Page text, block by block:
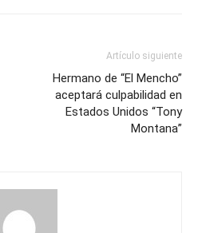
Artículo siguiente
Hermano de “El Mencho”
aceptará culpabilidad en
Estados Unidos “Tony
Montana”